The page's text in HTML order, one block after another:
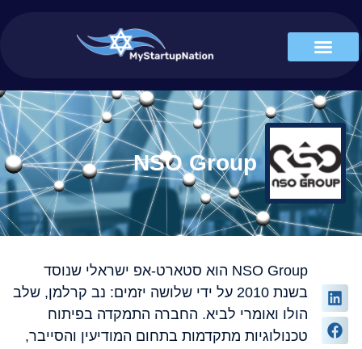
NSO Group
NSO Group הוא סטארט-אפ ישראלי שנוסד
בשנת 2010 על ידי שלושה יזמים: נב קרלמן, שלב
הולו ואומרי לביא. החברה התמקדה בפיתוח
טכנולוגיות מתקדמות בתחום המודיעין והסייבר,